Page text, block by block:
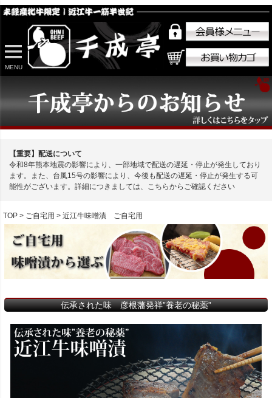
MENU
【重要】配送について
令和8年熊本地震の影響により、一部地域で配送の遅延・停止が発生しており
ます。また、台風15号の影響により、今後も配送の遅延・停止が発生する可
能性がございます。詳細につきましては、こちらからご確認ください
TOP ご自宅用 近江牛味噌漬 ご自宅用
伝承された味 彦根藩発祥”養老の秘薬”